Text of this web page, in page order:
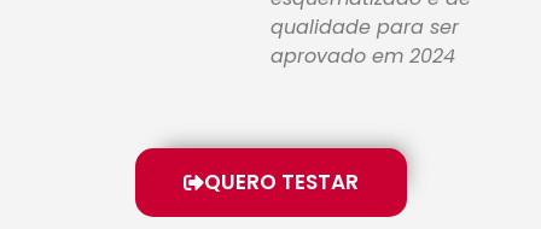
qualidade para ser
aprovado em 2024
QUERO TESTAR